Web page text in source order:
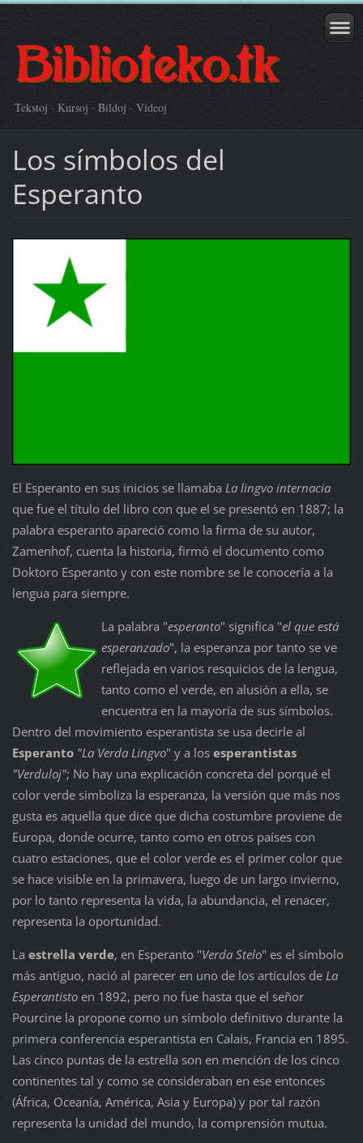
Tekstoj · Kursoj · Bildoj · Videoj
Los símbolos del
Esperanto
El Esperanto en sus inicios se llamaba La lingvo internacia
que fue el título del libro con que el se presentó en 1887; la
palabra esperanto apareció como la firma de su autor,
Zamenhof, cuenta la historia, firmó el documento como
Doktoro Esperanto y con este nombre se le conocería a la
lengua para siempre.
La palabra "esperanto" significa "el que está
esperanzado", la esperanza por tanto se ve
reflejada en varios resquicios de la lengua,
tanto como el verde, en alusión a ella, se
encuentra en la mayoría de sus símbolos.
Dentro del movimiento esperantista se usa decirle al
Esperanto "La Verda Lingvo" y a los esperantistas
"Verduloj"; No hay una explicación concreta del porqué el
color verde simboliza la esperanza, la versión que más nos
gusta es aquella que dice que dicha costumbre proviene de
Europa, donde ocurre, tanto como en otros países con
cuatro estaciones, que el color verde es el primer color que
se hace visible en la primavera, luego de un largo invierno,
por lo tanto representa la vida, la abundancia, el renacer,
representa la oportunidad.
La estrella verde, en Esperanto "Verda Stelo" es el símbolo
más antiguo, nació al parecer en uno de los artículos de La
Esperantistoen 1892, pero no fue hasta que el señor
Pourcine la propone como un símbolo definitivo durante la
primera conferencia esperantista en Calais, Francia en 1895.
Las cinco puntas de la estrella son en mención de los cinco
continentes tal y como se consideraban en ese entonces
(África, Oceanía, América, Asia y Europa) y por tal razón
representa la unidad del mundo, la comprensión mutua.